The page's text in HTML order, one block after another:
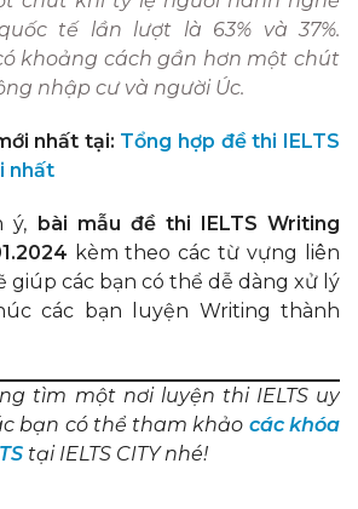
tế lần lượt là 63% và 37%.
khoảng cách gần hơn một chút
nhập cư và người Úc.
nhất tại: Tổng hợp đề thi IELTS
nhất
ý, bài mẫu đề thi IELTS Writing
kèm theo các từ vựng liên
giúp các bạn có thể dễ dàng xử lý
các bạn luyện Writing thành
tìm một nơi luyện thi IELTS uy
bạn có thể tham khảo các khóa
tại IELTS CITY nhé!